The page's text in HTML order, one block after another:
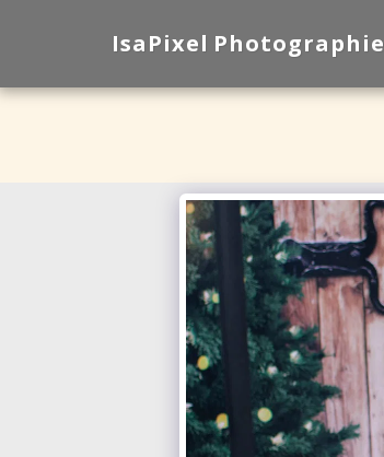
IsaPixel Photographie